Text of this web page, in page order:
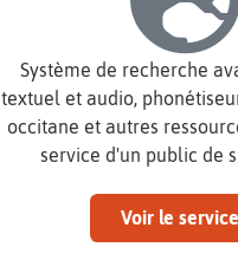
Système de recherche
textuel et audio,
occitane et autres
service d'un public de
Voir le service